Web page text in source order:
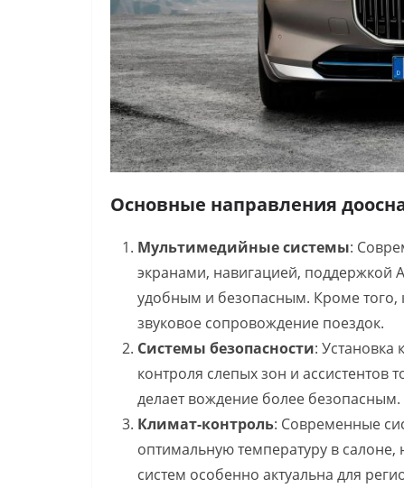
Основные направления
Мультимедийные системы:
экранами, навигацией, поддержкой
удобным и безопасным. Кроме того,
звуковое сопровождение поездок.
Системы безопасности: Установка
контроля слепых зон и ассистентов
делает вождение более безопасным.
Климат-контроль: Современные
оптимальную температуру в салоне,
систем особенно актуальна для